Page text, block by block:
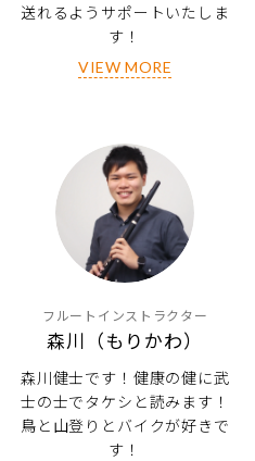
送れるようサポートいたしま
す！
VIEW MORE
フルートインストラクター
森川（もりかわ）
森川健士です！健康の健に武
士の士でタケシと読みます！
鳥と山登りとバイクが好きで
す！